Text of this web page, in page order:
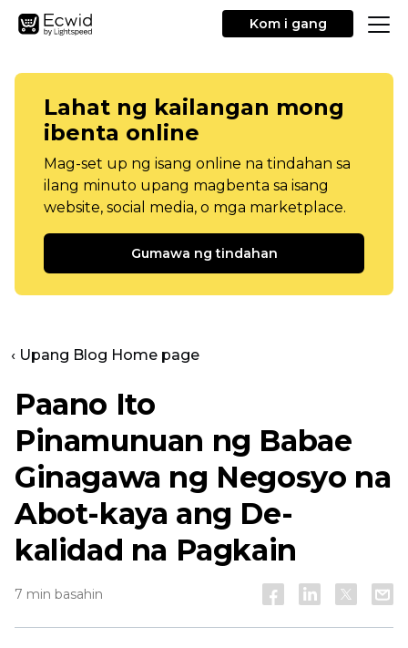
Kom i gang
Lahat ng kailangan mong
ibenta online
Mag-set up ng isang online na tindahan sa
ilang minuto upang magbenta sa isang
website, social media, o mga marketplace.
Gumawa ng tindahan
‹ Upang Blog Home page
Paano Ito
Pinamunuan ng Babae
Ginagawa ng Negosyo na
Abot-kaya ang De-
kalidad na Pagkain
7 min basahin